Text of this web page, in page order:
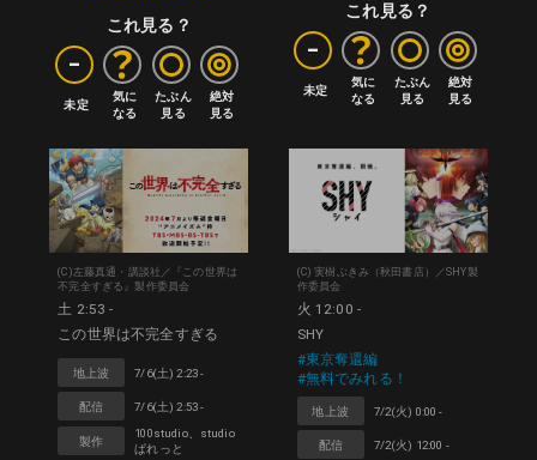
これ見る？
-
未定
気に
なる
たぶん
見る
絶対
見る
これ見る？
-
未定
気に
なる
たぶん
見る
絶対
見る
(C)左藤真通・講談社／『この世界は
不完全すぎる』製作委員会
土 2:53 -
この世界は不完全すぎる
地上波 7/6(土) 2:23 -
配信 7/6(土) 2:53 -
製作
100studio、studio
ぱれっと
(C) 実樹ぶきみ（秋田書店）／SHY製
作委員会
火 12:00 -
SHY
#東京奪還編
#無料でみれる！
地上波 7/2(火) 0:00 -
配信 7/2(火) 12:00 -